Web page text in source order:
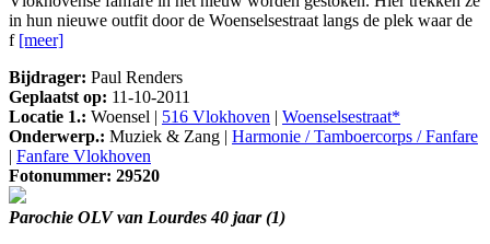
in hun nieuwe outfit door de Woenselsestraat langs de plek waar de
f [meer]
Bijdrager: Paul Renders
Geplaatst op: 11-10-2011
Locatie 1.: Woensel | 516 Vlokhoven | Woenselsestraat*
Onderwerp.: Muziek & Zang | Harmonie / Tamboercorps / Fanfare
| Fanfare Vlokhoven
Fotonummer: 29520
Parochie OLV van Lourdes 40 jaar (1)